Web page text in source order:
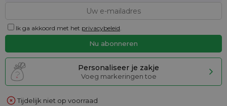
Ik ga akkoord met het privacybeleid
Personaliseer je zakje
Voeg markeringen toe
Tijdelijk niet op voorraad